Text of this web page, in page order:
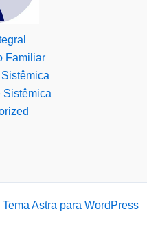
Familiar
Sistêmica
Tema Astra para WordPress